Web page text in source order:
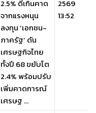
2.5% ดีเกินคาด
จากแรงหนุน
ลงทุน ‘เอกชน-
ภาครัฐ’ ดัน
เศรษฐกิจไทย
ทั้งปี 68 ขยับโต
2.4% พร้อมปรับ
เพิ่มคาดการณ์
เศรษฐ ...
2569
13:52